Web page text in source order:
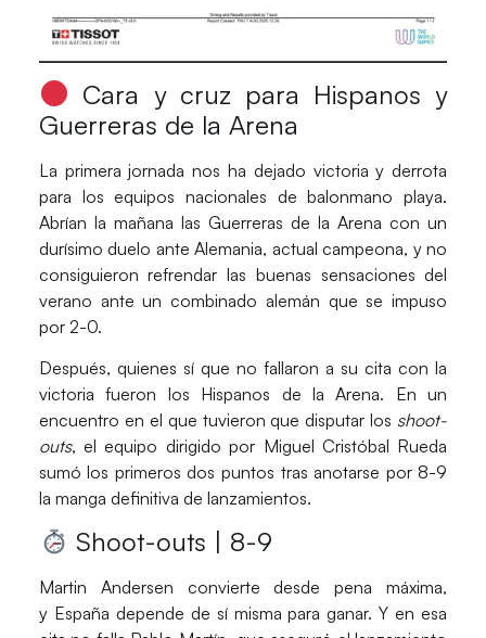
Cara y cruz para Hispanos y
Guerreras de la Arena
La primera jornada nos ha dejado victoria y derrota
para los equipos nacionales de balonmano playa.
Abrían la mañana las Guerreras de la Arena con un
durísimo duelo anteAlemania, actual campeona, y no
consiguieron refrendar las buenas sensaciones del
verano ante un combinado alemán que se impuso
por 2-0.
Después, quienes sí que no fallaron a su cita con la
victoria fueron los Hispanos de la Arena. En un
encuentro en el que tuvieron que disputar los shoot-
outs, el equipo dirigido por Miguel Cristóbal Rueda
sumó los primeros dos puntos tras anotarse por 8-9
la manga definitiva de lanzamientos.
Shoot-outs | 8-9
Martin Andersen convierte desde pena máxima,
y España depende de sí misma para ganar. Y en esa